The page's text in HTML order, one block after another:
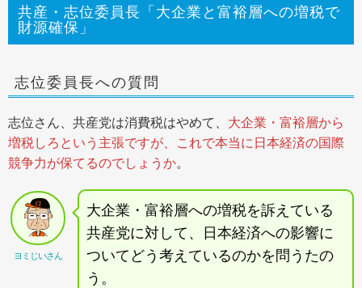
共産・志位委員長「大企業と富裕層への増税で
財源確保」
志位委員長への質問
志位さん、共産党は消費税はやめて、 大企業・富裕層から
増税しろという主張ですが、これで本当に日本経済の国際
競争力が保てるのでしょうか。
ヨミじいさん
大企業・富裕層への増税を訴えている
共産党に対して、日本経済への影響に
ついてどう考えているのかを問うたの
う。